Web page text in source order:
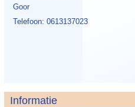
Goor
Telefoon: 0613137023
Informatie